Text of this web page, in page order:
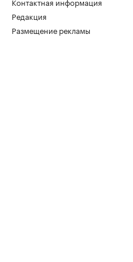
Редакция
Размещение рекламы